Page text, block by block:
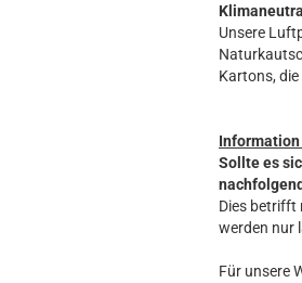
Klimaneutral
Unsere
Kartons,
Sollte es
Dies betrifft
werden nur
Für unsere